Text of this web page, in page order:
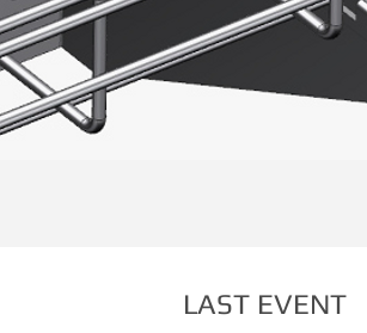
LAST EVENT